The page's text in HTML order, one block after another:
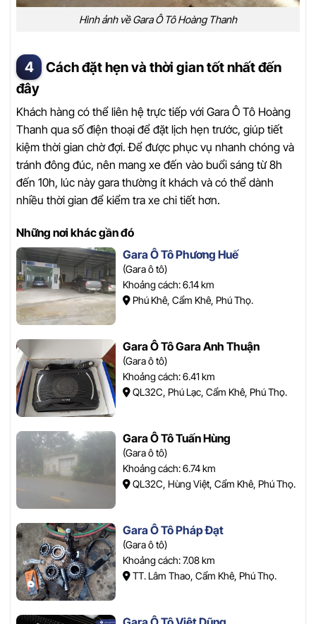
Hình ảnh về Gara Ô Tô Hoàng Thanh
Cách đặt hẹn và thời gian tốt nhất đến
đây
Khách hàng có thể liên hệ trực tiếp với Gara Ô Tô Hoàng
Thanh qua số điện thoại để đặt lịch hẹn trước, giúp tiết
kiệm thời gian chờ đợi. Để được phục vụ nhanh chóng và
tránh đông đúc, nên mang xe đến vào buổi sáng từ 8h
đến 10h, lúc này gara thường ít khách và có thể dành
nhiều thời gian để kiểm tra xe chi tiết hơn.
Những nơi khác gần đó
Gara Ô Tô Phương Huế
(Gara ô tô)
Khoảng cách: 6.14 km
Phú Khê, Cẩm Khê, Phú Thọ.
Gara Ô Tô Gara Anh Thuận
(Gara ô tô)
Khoảng cách: 6.41 km
QL32C, Phú Lạc, Cẩm Khê, Phú Thọ.
Gara Ô Tô Tuấn Hùng
(Gara ô tô)
Khoảng cách: 6.74 km
QL32C, Hùng Việt, Cẩm Khê, Phú Thọ.
Gara Ô Tô Pháp Đạt
(Gara ô tô)
Khoảng cách: 7.08 km
TT. Lâm Thao, Cẩm Khê, Phú Thọ.